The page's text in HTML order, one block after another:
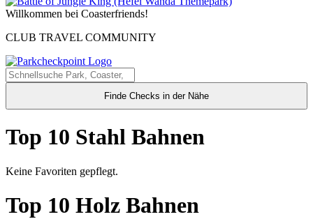
Willkommen bei Coasterfriends!
CLUB TRAVEL COMMUNITY
Finde Checks in der Nähe
Top 10 Stahl Bahnen
Keine Favoriten gepflegt.
Top 10 Holz Bahnen